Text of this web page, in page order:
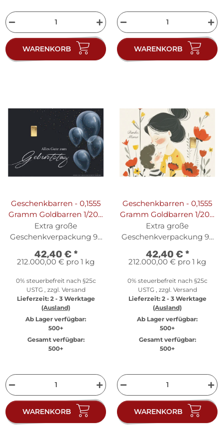
WARENKORB WARENKORB
Geschenkbarren - 0,1555
Gramm Goldbarren 1/200
oz - Luftballons Dunkel
Extra große
Geschenkverpackung 95
42,40 € *
212.000,00 € pro 1 kg
0% steuerbefreit nach §25c
USTG , zzgl. Versand
Lieferzeit: 2 - 3 Werktage
(Ausland)
Ab Lager verfügbar:
500+
Gesamt verfügbar:
500+
WARENKORB
Geschenkbarren - 0,1555
Gramm Goldbarren 1/200
oz - Muttertag
Extra große
Geschenkverpackung 95
42,40 € *
212.000,00 € pro 1 kg
0% steuerbefreit nach §25c
USTG , zzgl. Versand
Lieferzeit: 2 - 3 Werktage
(Ausland)
Ab Lager verfügbar:
500+
Gesamt verfügbar:
500+
WARENKORB